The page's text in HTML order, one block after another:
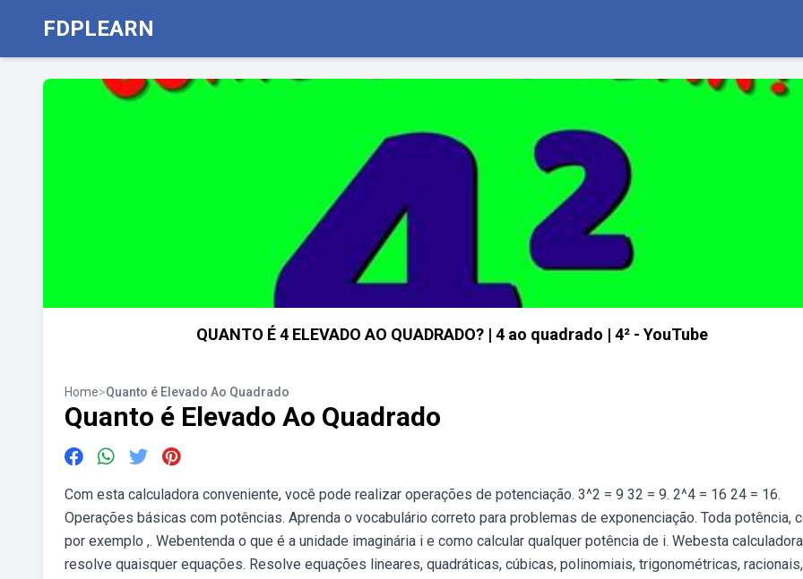
FDPLEARN
QUANTO É 4 ELEVADO AO QUADRADO? | 4 ao quadrado | 4² - YouTube
Home>Quanto é Elevado Ao Quadrado
Quanto é Elevado Ao Quadrado
Com esta calculadora conveniente, você pode realizar operações de potenciação. 3^2 = 9 32 = 9. 2^4 = 16 24 = 16.
Operações básicas com potências. Aprenda o vocabulário correto para problemas de exponenciação. Toda potência,
por exemplo ,. Webentenda o que é a unidade imaginária i e como calcular qualquer potência de i. Webesta calculadora
resolve quaisquer equações. Resolve equações lineares, quadráticas, cúbicas, polinomiais, trigonométricas, racionais,